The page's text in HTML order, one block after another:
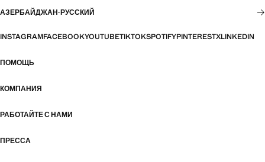
АЗЕРБАЙДЖАН·РУССКИЙ
INSTAGRAMFACEBOOKYOUTUBETIKTOKSPOTIFYPINTERESTXLINKEDIN
ПОМОЩЬ
КОМПАНИЯ
РАБОТАЙТЕ С НАМИ
ПРЕССА